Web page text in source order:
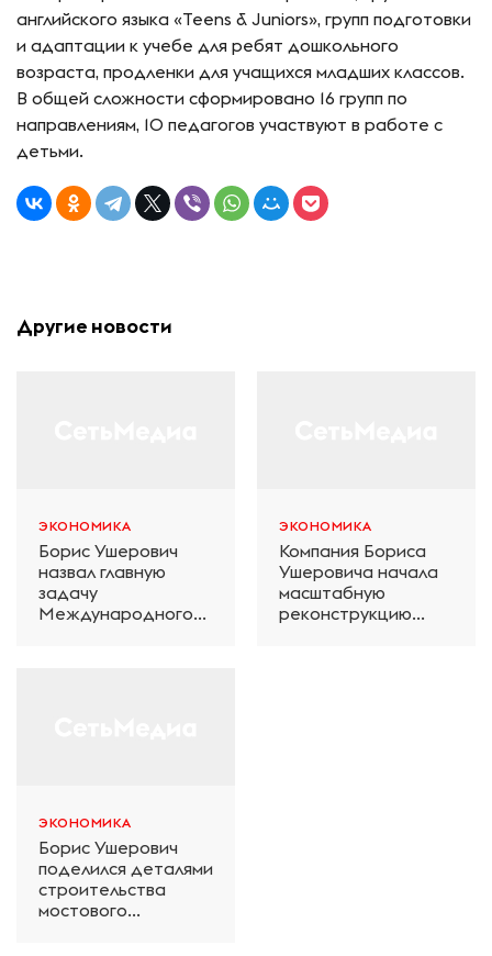
английского языка «Teens & Juniors», групп подготовки
и адаптации к учебе для ребят дошкольного
возраста, продленки для учащихся младших классов.
В общей сложности сформировано 16 групп по
направлениям, 10 педагогов участвуют в работе с
детьми.
Другие новости
ЭКОНОМИКА
Борис Ушерович
назвал главную
задачу
Международного
ЭКОНОМИКА
Компания Бориса
Ушеровича начала
масштабную
реконструкцию
ЭКОНОМИКА
Борис Ушерович
поделился деталями
строительства
мостового